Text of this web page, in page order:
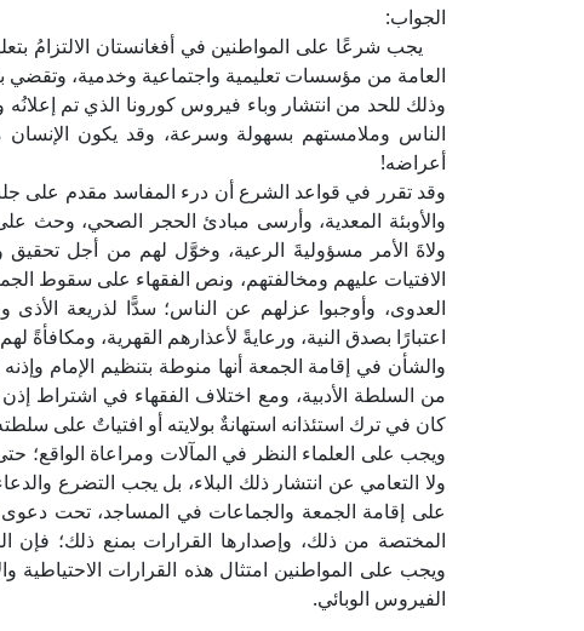
الجواب:
يجب شرعًا على المواطنين في أفغانستان الالتزامُ
العامة من مؤسسات تعليمية واجتماعية وخدمية، وتقضي
وذلك للحد من انتشار وباء فيروس كورونا الذي تم
الناس وملامستهم بسهولة وسرعة، وقد يكون الإنسان
أعراضه!
وقد تقرر في قواعد الشرع أن درء المفاسد مقدم على
والأوبئة المعدية، وأرسى مبادئ الحجر الصحي، وحث
ولاةَ الأمر مسؤوليةَ الرعية، وخوَّل لهم من أجل تحقيق
الافتيات عليهم ومخالفتهم، ونص الفقهاء على سقوط
العدوى، وأوجبوا عزلهم عن الناس؛ سدًّا لذريعة
اعتبارًا بصدق النية، ورعايةً لأعذارهم القهرية، ومكافأةً
والشأن في إقامة الجمعة أنها منوطة بتنظيم الإمام وإذنه
من السلطة الأدبية، ومع اختلاف الفقهاء في اشتراط إذن
كان في ترك استئذانه استهانةٌ بولايته أو افتياتٌ على
ويجب على العلماء النظر في المآلات ومراعاة الواقع؛ حتى
ولا التعامي عن انتشار ذلك البلاء، بل يجب التضرع
على إقامة الجمعة والجماعات في المساجد، تحت دعوى
المختصة من ذلك، وإصدارها القرارات بمنع ذلك؛
ويجب على المواطنين امتثال هذه القرارات الاحتياطية
الفيروس الوبائي.